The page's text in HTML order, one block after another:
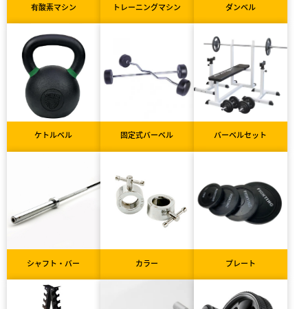
有酸素マシン トレーニングマシン ダンベル
ケトルベル 固定式バーベル バーベルセット
シャフト・バー カラー プレート